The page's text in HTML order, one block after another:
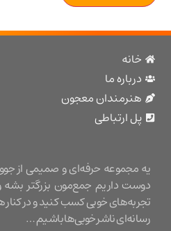
ما
معجون
ارتباطی
حرفه‌ای و صمیمی از جوون‌های
داریم جمع‌مون بزرگتر بشه و شما
خوبی کسب کنید و در کنار هم در
ناشر خوبی‌ها باشیم …